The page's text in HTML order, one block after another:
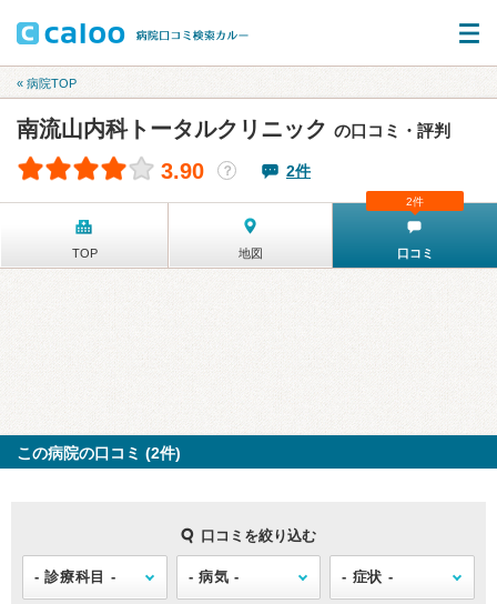
« 病院TOP
南流山内科トータルクリニック の口コミ・評判
3.90 ？ 2件
TOP 地図 口コミ
2件
この病院の口コミ (2件)
口コミを絞り込む